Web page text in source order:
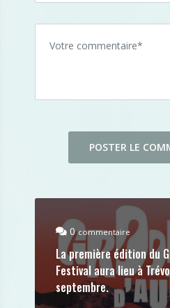
0commentaire
La première édition du
Festival aura lieu à
septembre.